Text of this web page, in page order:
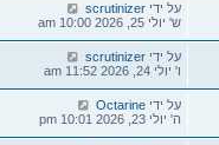
על ידי scrutinizer
ש' יולי 25, 2026 10:00 am
על ידי scrutinizer
ו' יולי 24, 2026 11:52 am
על ידי Octarine
ה' יולי 23, 2026 10:01 pm